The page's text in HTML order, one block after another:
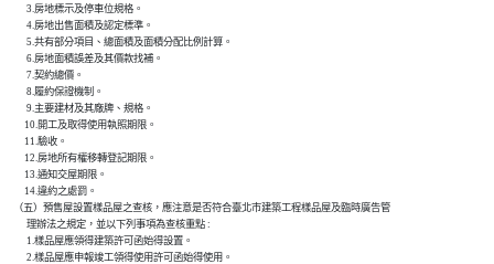
          3.房地標示及停車位規格。
          4.房地出售面積及認定標準。
          5.共有部分項目、總面積及面積分配比例計算。
          6.房地面積誤差及其價款找補。
          7.契約總價。
          8.履約保證機制。
          9.主要建材及其廠牌、規格。
         10.開工及取得使用執照期限。
         11.驗收。
         12.房地所有權移轉登記期限。
         13.通知交屋期限。
         14.違約之處罰。
    （五）預售屋設置樣品屋之查核，應注意是否符合臺北市建築工程樣品屋及臨時廣告管
          理辦法之規定，並以下列事項為查核重點 :
          1.樣品屋應領得建築許可函始得設置。
          2.樣品屋應申報竣工領得使用許可函始得使用。